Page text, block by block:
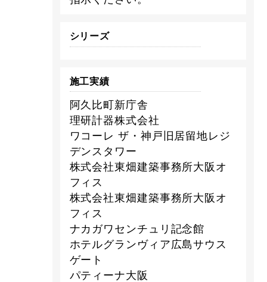
シリーズ
施工実績
阿久比町新庁舎
理研計器株式会社
ワコーレ ザ・神戸旧居留地レジ
デンスタワー
株式会社東畑建築事務所大阪オ
フィス
株式会社東畑建築事務所大阪オ
フィス
ナカガワセンチュリ記念館
ホテルグランヴィア広島サウス
ゲート
パティーナ大阪